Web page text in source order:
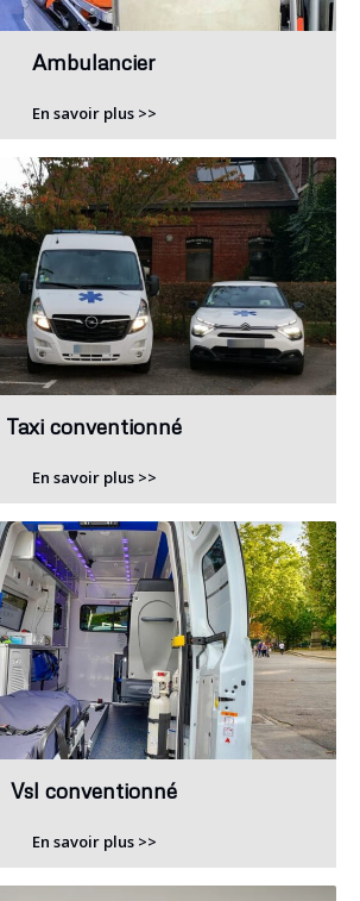
Ambulancier
En savoir plus >>
Taxi conventionné
En savoir plus >>
Vsl conventionné
En savoir plus >>